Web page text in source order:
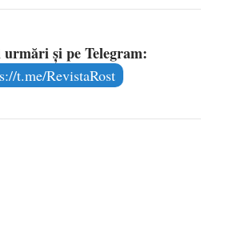
și pe Telegram:
t.me/RevistaRost